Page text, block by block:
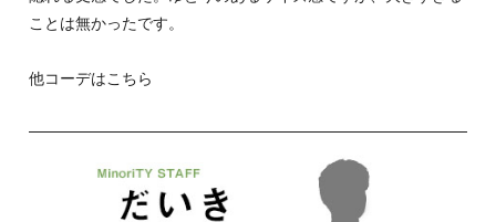
ことは無かったです。
他コーデはこちら